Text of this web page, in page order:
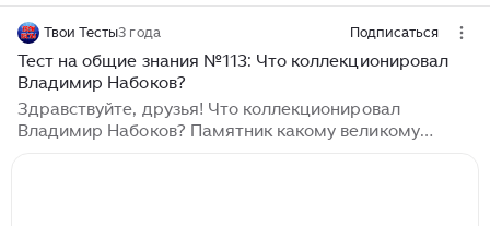
Твои Тесты3 года Подписаться
Тест на общие знания №113: Что коллекционировал
Владимир Набоков?
Здравствуйте, друзья! Что коллекционировал
Владимир Набоков? Памятник какому великому